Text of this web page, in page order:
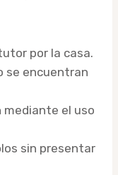
por la casa.
se encuentran
el uso
sin presentar